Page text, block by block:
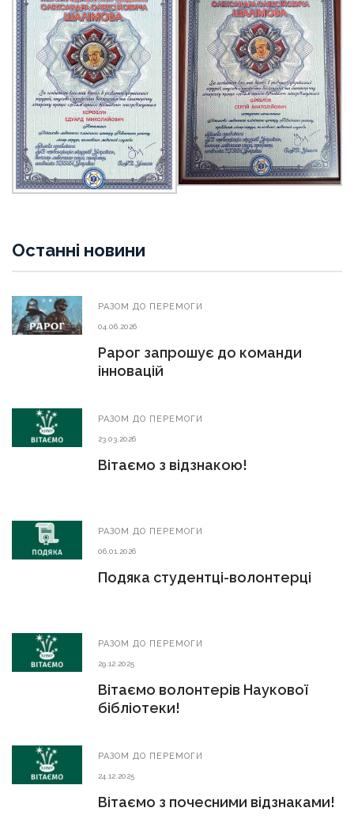
Останні новини
РАЗОМ ДО ПЕРЕМОГИ
04.06.2026
Рарог запрошує до команди
інновацій
РАЗОМ ДО ПЕРЕМОГИ
23.03.2026
Вітаємо з відзнакою!
РАЗОМ ДО ПЕРЕМОГИ
06.01.2026
Подяка студентці-волонтерці
РАЗОМ ДО ПЕРЕМОГИ
29.12.2025
Вітаємо волонтерів Наукової
бібліотеки!
РАЗОМ ДО ПЕРЕМОГИ
24.12.2025
Вітаємо з почесними відзнаками!